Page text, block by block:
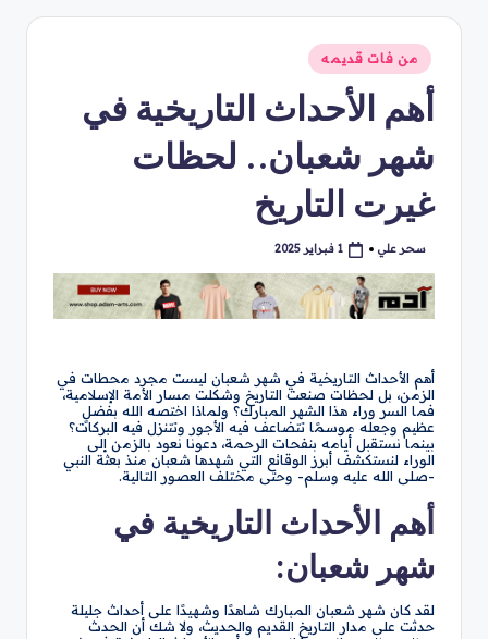
نُشر
في
من فات قديمه
أهم الأحداث التاريخية في
شهر شعبان.. لحظات
غيرت التاريخ
تمّ
بواسطة
سحر علي 1 فبراير 2025
أهم الأحداث التاريخية في شهر شعبان ليست مجرد محطات في
الزمن، بل لحظات صنعت التاريخ وشكلت مسار الأمة الإسلامية،
فما السر وراء هذا الشهر المبارك؟ ولماذا اختصه الله بفضلٍ
عظيم وجعله موسمًا تتضاعف فيه الأجور وتتنزل فيه البركات؟
بينما نستقبل أيامه بنفحات الرحمة، دعونا نعود بالزمن إلى
الوراء لنستكشف أبرز الوقائع التي شهدها شعبان منذ بعثة النبي
-صلى الله عليه وسلم- وحتى مختلف العصور التالية.
أهم الأحداث التاريخية في
شهر شعبان:
لقد كان شهر شعبان المبارك شاهدًا وشهيدًا على أحداث جليلة
حدثت على مدار التاريخ القديم والحديث، ولا شك أن الحدث